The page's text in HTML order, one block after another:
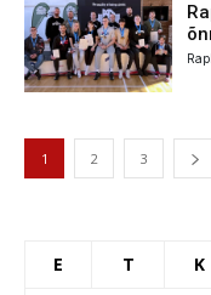
1 2 3
E T K